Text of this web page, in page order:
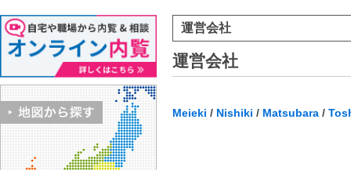
運営会社
運営会社
Meieki / Nishiki / Matsubara /